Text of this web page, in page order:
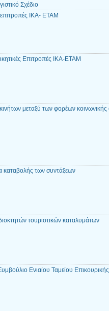
Σχέδιο
ΙΚΑ- ΕΤΑΜ
Επιτροπές ΙΚΑ-ΕΤΑΜ
μεταξύ των φορέων κοινωνικής
των συντάξεων
τουριστικών καταλυμάτων
Ενιαίου Ταμείου